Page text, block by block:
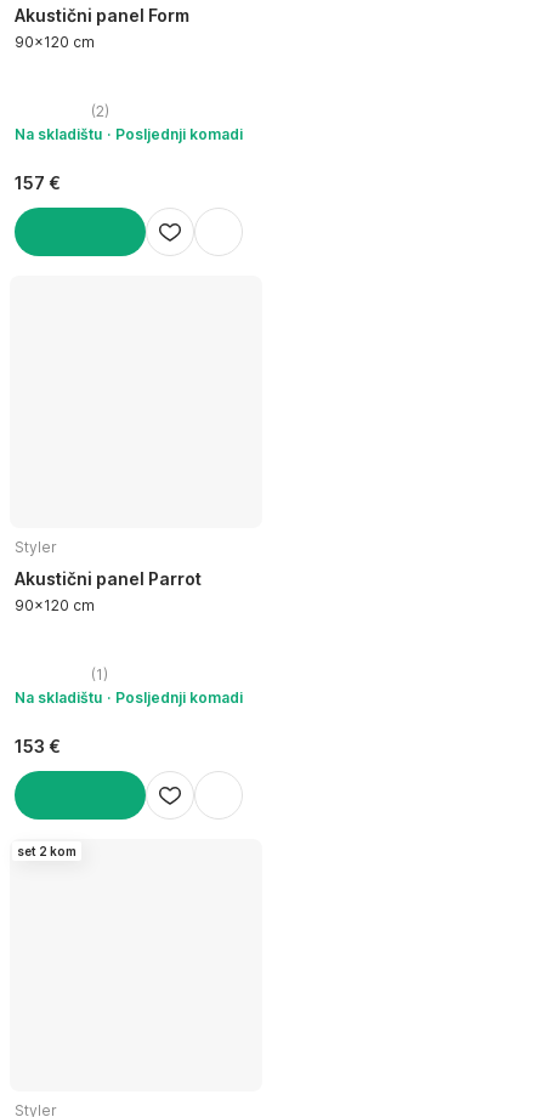
Akustični panel Form
90x120 cm
(2)
Na skladištu
Posljednji komadi
157 €
Styler
Akustični panel Parrot
90x120 cm
(1 )
Na skladištu
Posljednji komadi
153 €
set 2 kom
Styler